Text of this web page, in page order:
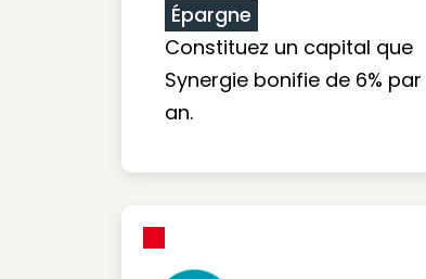
Épargne
Constituez un capital que
Synergie bonifie de 6% par
an.